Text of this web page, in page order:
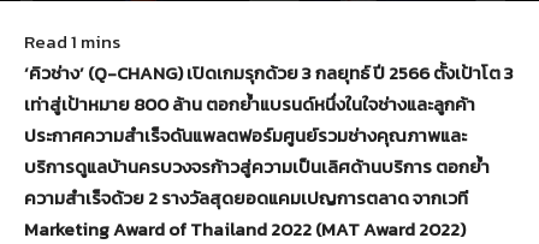
‘คิวช่าง’ (Q-CHANG)เปิดเกมรุกด้วย 3 กลยุทธ์ ปี 2566 ตั้งเป้าโต 3
เท่าสู่เป้าหมาย 800 ล้าน ตอกย้ำแบรนด์หนึ่งในใจช่างและลูกค้า
ประกาศความสำเร็จดันแพลตฟอร์มศูนย์รวมช่างคุณภาพและ
บริการดูแลบ้านครบวงจรก้าวสู่ความเป็นเลิศด้านบริการ ตอกย้ำ
ความสำเร็จด้วย 2 รางวัลสุดยอดแคมเปญการตลาด จากเวที
Marketing Award of Thailand2022 (MAT Award2022)